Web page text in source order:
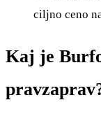
ciljno ceno
Kaj je